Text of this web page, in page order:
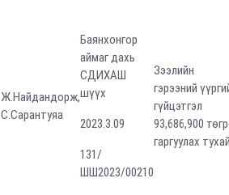
Ж.Найдандорж,
С.Сарантуяа
Баянхонгор
аймаг дахь
СДИХАШ
шүүх
2023.3.09
131/
ШШ2023/00210
Зээлийн
гэрээний
гүйцэтгэл
93,686,900
гаргуулах